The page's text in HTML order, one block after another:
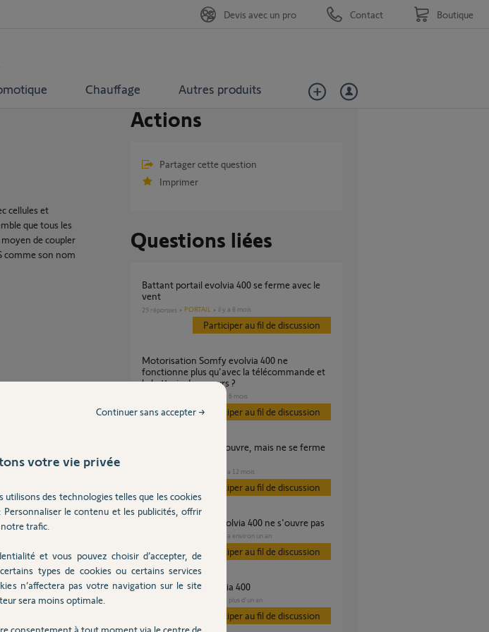
Chauffage Autres produits
Devis avec un pro Contact Boutique
cellules et
que tous les
de coupler
comme son nom
Partager cette question
discussion
Actions
Partager cette question
Imprimer
Questions liées
Battant portail evolvia 400 se ferme avec le
vent
29 réponses PORTAIL il y a 8 mois
Participer au fil de discussion
Motorisation Somfy evolvia 400 ne
fonctionne plus qu'avec la télécommande et
la batterie de secours ?
il y a 6 mois
Participer au fil de discussion
il y a 12 mois
Participer au fil de discussion
Ouverture portail evolvia 400 ne s'ouvre pas
il y a environ un an
Participer au fil de discussion
Défaut cellules evolvia 400
il y a plus d'un an
Participer au fil de discussion
votre vie privée
des technologies telles que les cookies
le contenu et les publicités, offrir
trafic.
et vous pouvez choisir d’accepter, de
types de cookies ou certains services
n’affectera pas votre navigation sur le site
sera moins optimale.
consentement à tout moment via le centre de
Continuer sans accepter →